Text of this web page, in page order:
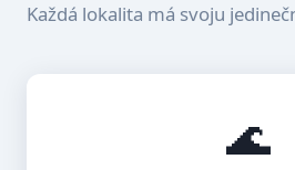
Každá lokalita má svoju
🌊